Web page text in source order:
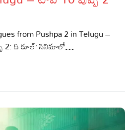
from Pushpa 2 in Telugu –
2: ది రూల్’ సినిమాలో…